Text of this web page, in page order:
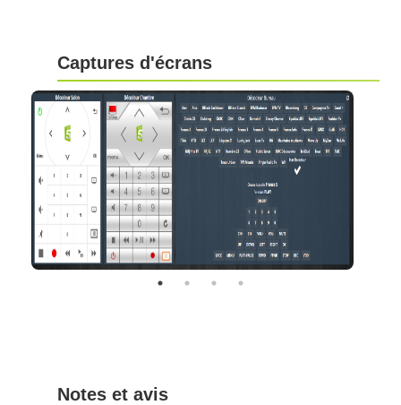
Captures d'écrans
Notes et avis